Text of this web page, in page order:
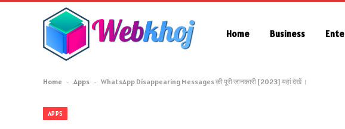
Home Business
Home - Apps - WhatsApp Disappearing Messages की पूरी जानकारी [2023] यहां देखें ।
APPS